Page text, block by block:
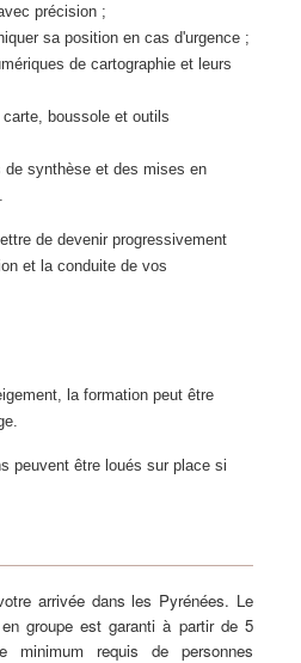
précision ;
sa position en cas d'urgence ;
de cartographie et leurs
boussole et outils
de synthèse et des mises en
de devenir progressivement
et la conduite de vos
la formation peut être
peuvent être loués sur place si
arrivée dans les Pyrénées. Le
groupe est garanti à partir de 5
minimum requis de personnes